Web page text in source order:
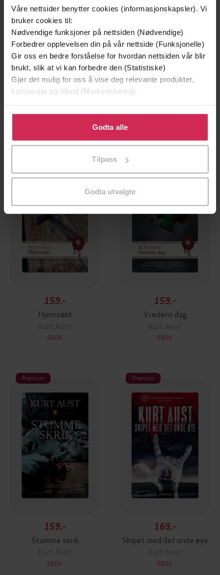
Våre nettsider benytter cookies (informasjonskapsler). Vi
bruker cookies til:
Nødvendige funksjoner på nettsiden (Nødvendige)
Forbedrer opplevelsen din på vår nettside (Funksjonelle)
Gir oss en bedre forståelse for hvordan nettsiden vår blir
brukt, slik at vi kan forbedre den (Statistiske)
Gjør det mulig for oss å vise deg relevante produkter,
kampanjer og tilbud (Markedsføring)
Klikk på «Godta alle» for å gi oss ditt samtykke til å
bruke cookies for alle disse formålene. Du kan også
tilpasse ditt samtykke til spesifikke formål ved å klikke
Godta alle
Tilpass
Godta utvalgte
159,-
Kaos og øyeblikkets renhet
159,-
Den tredje sannhet
159,-
Hjemsøkt
Kurt Aust
EBOK
159,-
Vredens dag
Kurt Aust
EBOK
Premium
159,-
Stumme skrik
Kurt Aust
EBOK
Premium
169,-
Skipet med det onde øye
Kurt Aust
EBOK